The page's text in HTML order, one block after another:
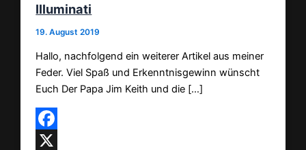
Illuminati
19. August 2019
Hallo, nachfolgend ein weiterer Artikel aus meiner
Feder. Viel Spaß und Erkenntnisgewinn wünscht
Euch Der Papa Jim Keith und die […]
Facebook